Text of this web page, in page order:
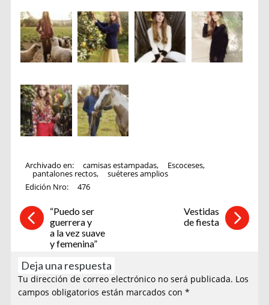
Archivado en: camisas estampadas, Escoceses,
pantalones rectos,
suéteres amplios
Edición Nro:
476
“Puedo ser
guerrera y
a la vez suave
y femenina”
Vestidas
de fiesta
Deja una respuesta
Tu dirección de correo electrónico no será publicada. Los
campos obligatorios están marcados con*